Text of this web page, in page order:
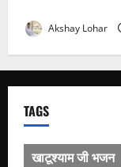
Akshay Lohar
TAGS
खाटूश्याम जी भजन